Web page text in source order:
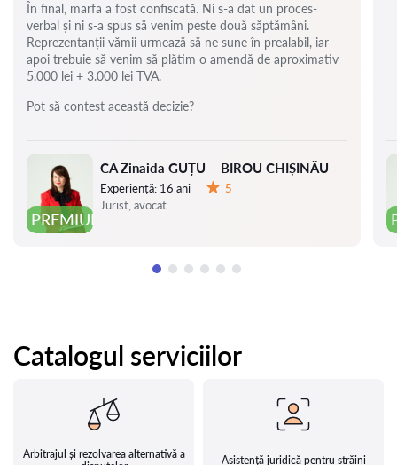
PREMIUM
CA Zinaida GUȚU – BIROU CHIȘINĂU
Experiență: 16 ani
5
Jurist, avocat
În final, marfa a fost confiscată. Ni s-a dat un proces-
verbal și ni s-a spus să venim peste două săptămâni.
Reprezentanții vămii urmează să ne sune în prealabil, iar
apoi trebuie să venim să plătim o amendă de aproximativ
5.000 lei + 3.000 lei TVA.
Pot să contest această decizie?
Catalogul serviciilor
Arbitrajul și rezolvarea alternativă a
Asistență juridică pentru străini